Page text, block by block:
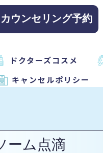
カウンセリング予約
ドクターズコスメ
キャンセルポリシー
ーム点滴